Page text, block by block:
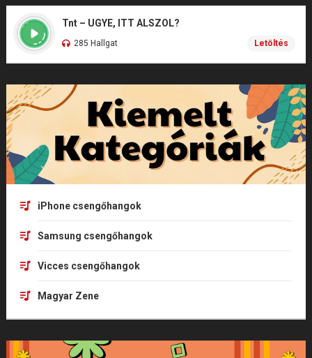
Tnt – UGYE, ITT ALSZOL?
285 Hallgat Letöltés
iPhone csengőhangok
Samsung csengőhangok
Vicces csengőhangok
Magyar Zene